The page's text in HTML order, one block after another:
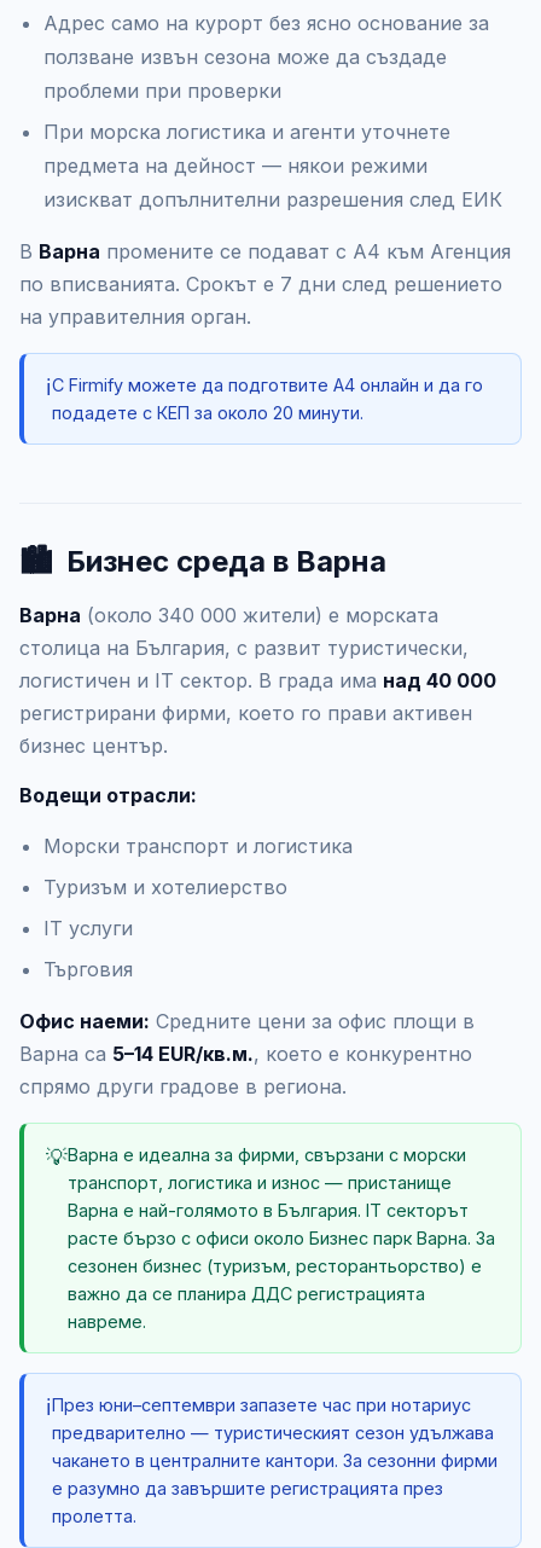
Адрес само на курорт без ясно основание за
ползване извън сезона може да създаде
проблеми при проверки
При морска логистика и агенти уточнете
предмета на дейност — някои режими
изискват допълнителни разрешения след ЕИК
В Варна промените се подават с А4 към Агенция
по вписванията. Срокът е 7 дни след решението
на управителния орган.
ℹ️С Firmify можете да подготвите А4 онлайн и да го
подадете с КЕП за около 20 минути.
🏙️ Бизнес среда в Варна
Варна (около 340 000 жители) е морската
столица на България, с развит туристически,
логистичен и IT сектор. В града има над 40 000
регистрирани фирми, което го прави активен
бизнес център.
Водещи отрасли:
Морски транспорт и логистика
Туризъм и хотелиерство
IT услуги
Търговия
Офис наеми: Средните цени за офис площи в
Варна са 5–14 EUR/кв.м., което е конкурентно
спрямо други градове в региона.
💡Варна е идеална за фирми, свързани с морски
транспорт, логистика и износ — пристанище
Варна е най-голямото в България. IT секторът
расте бързо с офиси около Бизнес парк Варна. За
сезонен бизнес (туризъм, ресторантьорство) е
важно да се планира ДДС регистрацията
навреме.
ℹ️През юни–септември запазете час при нотариус
предварително — туристическият сезон удължава
чакането в централните кантори. За сезонни фирми
е разумно да завършите регистрацията през
пролетта.